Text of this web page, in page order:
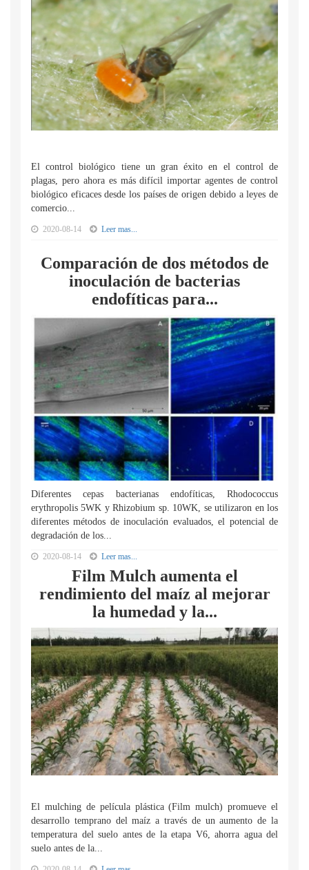
El control biológico tiene un gran éxito en el control de
plagas, pero ahora es más difícil importar agentes de control
biológico eficaces desde los países de origen debido a leyes de
comercio...
2020-08-14 Leer mas...
Comparación de dos métodos de
inoculación de bacterias
endofíticas para...
Diferentes cepas bacterianas endofíticas, Rhodococcus
erythropolis 5WK y Rhizobium sp. 10WK, se utilizaron en los
diferentes métodos de inoculación evaluados, el potencial de
degradación de los...
2020-08-14 Leer mas...
Film Mulch aumenta el
rendimiento del maíz al mejorar
la humedad y la...
El mulching de película plástica (Film mulch) promueve el
desarrollo temprano del maíz a través de un aumento de la
temperatura del suelo antes de la etapa V6, ahorra agua del
suelo antes de la...